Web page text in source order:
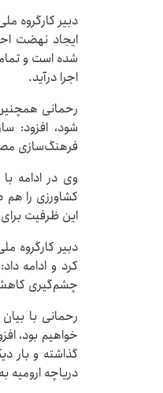
دبیر کارگروه
ایجاد نهضت
شده است و
اجرا درآید.
رحمانی
شود، افزود:
فرهنگ‌سازی
وی در ادامه
کشاورزی را هم
این ظرفیت
دبیر کارگروه
کرد و ادامه
چشم‌گیری
رحمانی با
خواهیم بود،
گذاشته و بار
دریاچه